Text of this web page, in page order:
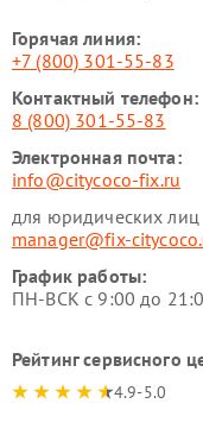
Горячая линия:
+7 (800) 301-55-83
Контактный телефон:
8 (800) 301-55-83
Электронная почта:
info@citycoco-fix.ru
для юридических лиц
manager@fix-
График работы:
ПН-ВСК с 9:00 до
Рейтинг сервисного
4.9-5.0